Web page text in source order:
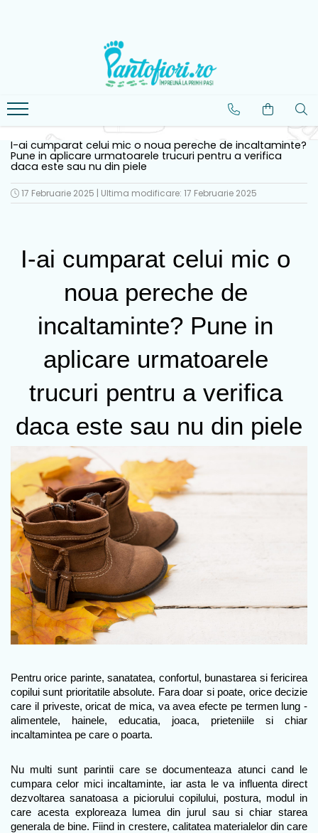
Noua Colectie Barefoot
Noua Colectie Primigi
Noua Colectie Geox
Noua Colectie
Biomecanics
Lichidare de stoc
Lichidare Biomecanics
Lichidare Skechers
Lichidare Geox
Lichidare DD Step
Lichidare Primigi
Lichidare Mayoral
Incaltaminte Fete
Pantofiori sport fete
Sandale fete
Pantofiori interior fete
Ghete Fete
Pantofiori scoala fete
Cizme fete
Incaltaminte Baieti
Pantofiori sport baieti
Sandale baieti
Pantofiori interior baieti
Ghete Baieti
Pantofiori scoala baieti
Cizme baieti
Imbracaminte Copii
Bluze-Tricouri Baieti
Bluze-Tricouri Fete
Pantaloni Baieti
Pantaloni Fete
Geci baieti
Accesorii
I-ai cumparat celui mic o noua pereche de incaltaminte?
Pune in aplicare urmatoarele trucuri pentru a verifica
daca este sau nu din piele
17 Februarie 2025 | Ultima modificare: 17 Februarie 2025
I-ai cumparat celui mic o
noua pereche de
incaltaminte? Pune in
aplicare urmatoarele
trucuri pentru a verifica
daca este sau nu din piele
Pentru orice parinte, sanatatea, confortul, bunastarea si fericirea
copilui sunt prioritatile absolute. Fara doar si poate, orice decizie
care il priveste, oricat de mica, va avea efecte pe termen lung -
alimentele, hainele, educatia, joaca, prieteniile si chiar
incaltamintea pe care o poarta.
Nu multi sunt parintii care se documenteaza atunci cand le
cumpara celor mici incaltaminte, iar asta le va influenta direct
dezvoltarea sanatoasa a piciorului copilului, postura, modul in
care acesta exploreaza lumea din jurul sau si chiar starea
generala de bine. Fiind in crestere, calitatea materialelor din care